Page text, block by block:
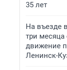
35 лет
На въезде
три месяца
движение
Ленинск-